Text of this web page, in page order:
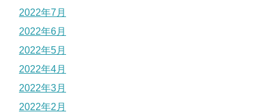
2022年7月
2022年6月
2022年5月
2022年4月
2022年3月
2022年2月